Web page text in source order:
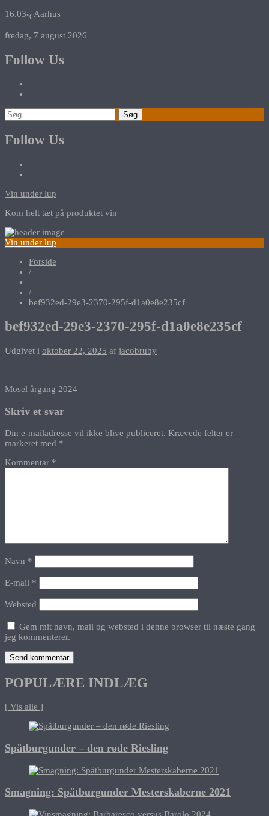
16.03℃Aarhus
fredag, 7 august 2026
Follow Us
Søg
efter:
Follow Us
Vin under lup
Kom helt tæt på produktet vin
Vin under lup
Forside
/
/
bef932ed-29e3-2370-295f-d1a0e8e235cf
bef932ed-29e3-2370-295f-d1a0e8e235cf
Udgivet i oktober 22, 2025 af jacobruby
Indlægsnavigation
Mosel årgang 2024
Skriv et svar
Din e-mailadresse vil ikke blive publiceret. Krævede felter er
markeret med *
Kommentar *
Navn *
E-mail *
Websted
Gem mit navn, mail og websted i denne browser til næste gang
jeg kommenterer.
POPULÆRE INDLÆG
[ Vis alle ]
Spätburgunder – den røde Riesling
Smagning: Spätburgunder Mesterskaberne 2021